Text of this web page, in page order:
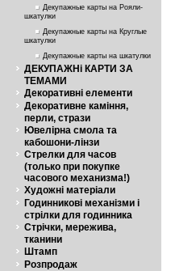
Декупажные карты на Рояли-
шкатулки
Декупажные карты на Круглые
шкатулки
Декупажные карты на шкатулки
ДЕКУПАЖНі КАРТИ ЗА
ТЕМАМИ
Декоративні елементи
Декоративне каміння,
перли, стрази
Ювелірна смола та
кабошони-лінзи
Стрелки для часов
(только при покупке
часового механизма!)
Художні матеріали
Годинникові механізми і
стрілки для годинника
Стрічки, мережива,
тканини
Штамп
Розпродаж